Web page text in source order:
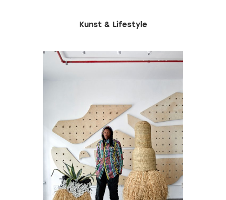
Kunst & Lifestyle